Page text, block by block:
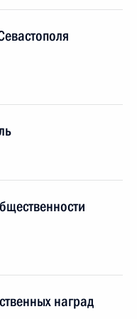
наград